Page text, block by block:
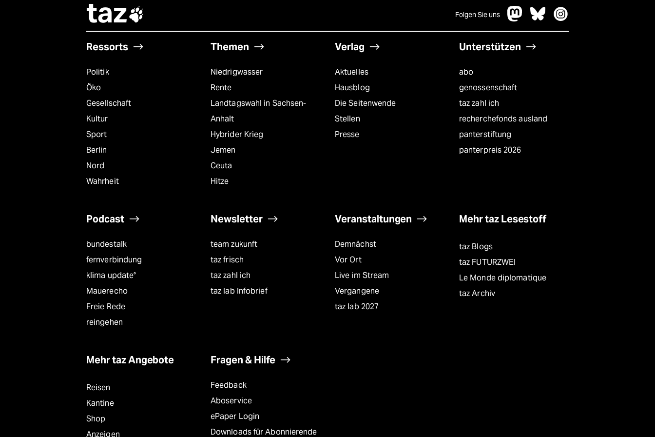
taz Folgen Sie uns
Ressorts
Politik
Öko
Gesellschaft
Kultur
Sport
Berlin
Nord
Wahrheit
Themen
Niedrigwasser
Rente
Landtagswahl in Sachsen-
Anhalt
Hybrider Krieg
Jemen
Ceuta
Hitze
Verlag
Aktuelles
Hausblog
Die Seitenwende
Stellen
Presse
Unterstützen
abo
genossenschaft
taz zahl ich
recherchefonds ausland
panterstiftung
panterpreis 2026
Podcast
bundestalk
fernverbindung
klima update°
Mauerecho
Freie Rede
reingehen
Newsletter
team zukunft
taz frisch
taz zahl ich
taz lab Infobrief
Veranstaltungen
Demnächst
Vor Ort
Live im Stream
Vergangene
taz lab 2027
Mehr taz Lesestoff
taz Blogs
taz FUTURZWEI
Le Monde diplomatique
taz Archiv
Mehr taz Angebote
Reisen
Kantine
Shop
Anzeigen
Fragen & Hilfe
Feedback
Aboservice
ePaper Login
Downloads für Abonnierende